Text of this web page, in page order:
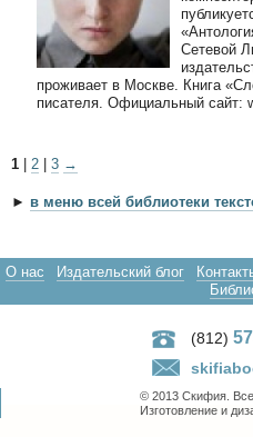
Сетевой
проживает в Москве. Книга
писателя. Официальный сайт:
1
2 3 →
► в меню всей библиотеки
О нас Издательский блог
(812)
© 2013 Скифия.
Изготовление и